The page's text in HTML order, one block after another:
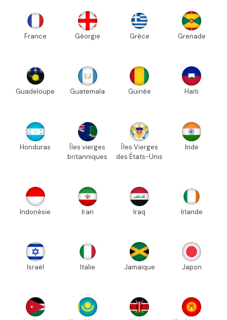
France Géorgie Grèce Grenade
Guadeloupe Guatemala Guinée Haïti
Honduras
Îles vierges
britanniques
Îles Vierges
des États-Unis
Inde
Indonésie Iran Iraq Irlande
Israël Italie Jamaïque Japon